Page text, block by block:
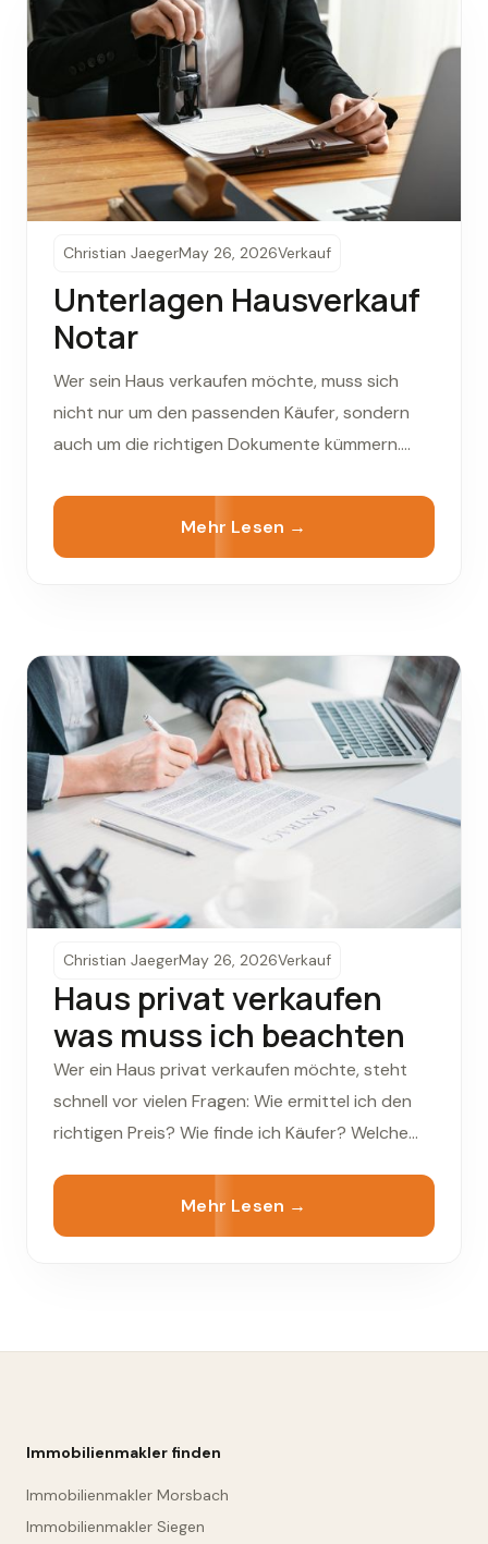
Christian JaegerMay 26, 2026Verkauf
Unterlagen Hausverkauf
Notar
Wer sein Haus verkaufen möchte, muss sich
nicht nur um den passenden Käufer, sondern
auch um die richtigen Dokumente kümmern.
Unterlagen entscheidend. In diesem Artikel
erfahren Sie, welche Unterlagen für den
rechtssicher abläuft.
Mehr Lesen →
Christian JaegerMay 26, 2026Verkauf
Haus privat verkaufen
was muss ich beachten
Wer ein Haus privat verkaufen möchte, steht
schnell vor vielen Fragen: Wie ermittel ich den
richtigen Preis? Wie finde ich Käufer? Welche
Hausverkauf von privat an privat – ist das
wirklich die beste Lösung?
Mehr Lesen →
Immobilienmakler finden
Immobilienmakler Morsbach
Immobilienmakler Siegen